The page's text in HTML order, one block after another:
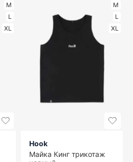
M
L
XL
M
L
XL
Hook
Майка Кинг трикотаж